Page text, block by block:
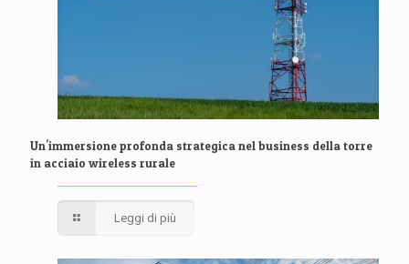
Un'immersione profonda strategica nel business della torre
in acciaio wireless rurale
Leggi di più